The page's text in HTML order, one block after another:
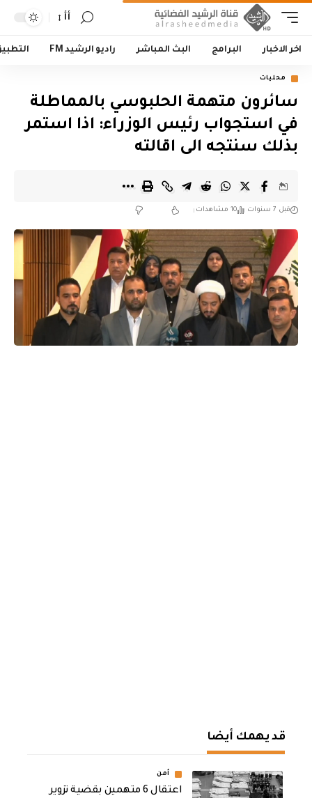
أأ
اخر الاخبار البرامج البث المباشر راديو الرشيد FM
محليات
سائرون متهمة الحلبوسي بالمماطلة
في استجواب رئيس الوزراء: اذا استمر
بذلك سنتجه الى اقالته
قبل 7 سنوات 10 مشاهدات
قد يهمك أيضا
أمن
اعتقال 6 متهمين بقضية تزوير